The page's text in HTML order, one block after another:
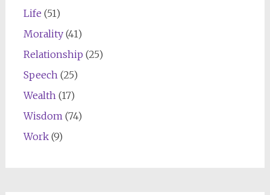
Life (51)
Morality(41)
Relationship (25)
Speech(25)
Wealth(17)
Wisdom(74)
Work(9)